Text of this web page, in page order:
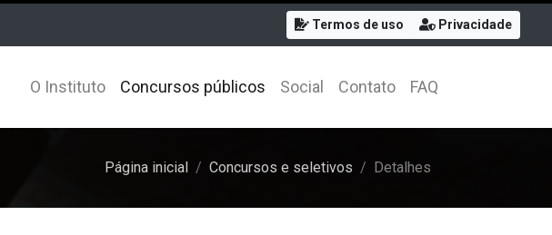
Termos de uso Privacidade
O Instituto Concursos públicos Social Contato FAQ
Página inicial Concursos e seletivos Detalhes